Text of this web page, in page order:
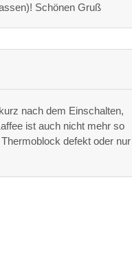
Schönen Gruß
nach dem Einschalten,
ist auch nicht mehr so
defekt oder nur